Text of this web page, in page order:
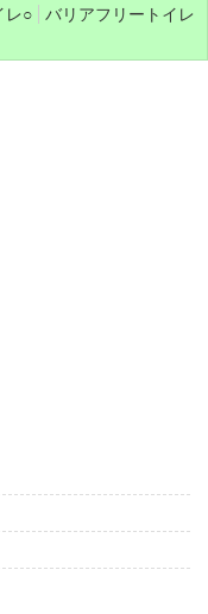
レ○
バリアフリートイレ